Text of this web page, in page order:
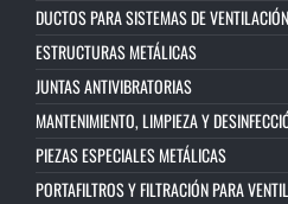
DUCTOS PARA SISTEMAS DE VENTILACIÓN
ESTRUCTURAS METÁLICAS
JUNTAS ANTIVIBRATORIAS
MANTENIMIENTO, LIMPIEZA Y
PIEZAS ESPECIALES METÁLICAS
PORTAFILTROS Y FILTRACIÓN PARA